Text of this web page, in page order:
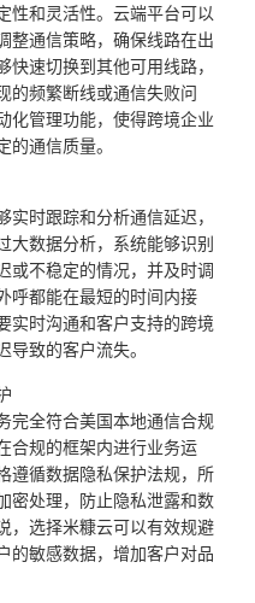
性和灵活性。云端平台可以
整通信策略，确保线路在出
速切换到其他可用线路，
的频繁断线或通信失败问
化管理功能，使得跨境企业
的通信质量。
时跟踪和分析通信延迟，
大数据分析，系统能够识别
或不稳定的情况，并及时调
呼都能在最短的时间内接
实时沟通和客户支持的跨境
导致的客户流失。
完全符合美国本地通信合规
合规的框架内进行业务运
遵循数据隐私保护法规，所
密处理，防止隐私泄露和数
，选择米糠云可以有效规避
的敏感数据，增加客户对品